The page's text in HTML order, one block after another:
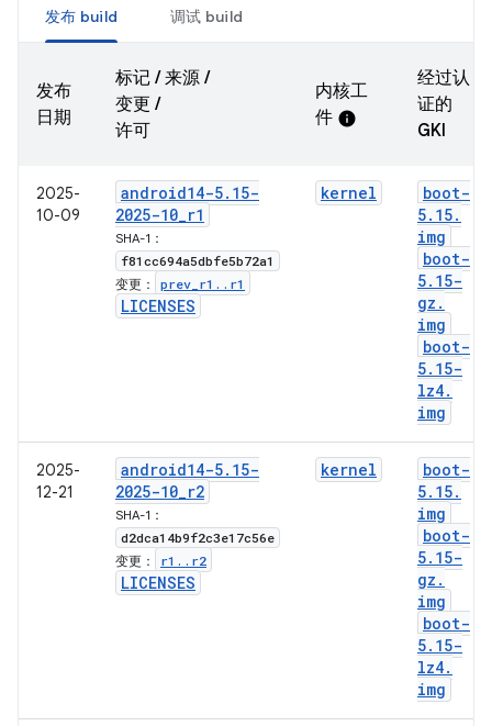
发布 build 调试 build
发布
日期
标记 / 来源 /
变更 /
许可
内核工
件 info
经过认
证的
GKI
2025-
10-09
android14-5. 15-
2025-10_r1
SHA-1：
f81cc694a5dbfe5b72a1
变更： prev r1 . . r1
LICENSES
kernel
boot-
5. 15.
img
boot-
5. 15-
gz .
img
boot-
5. 15-
lz4.
img
2025-
12-21
android14-5. 15-
2025-10_r2
SHA-1：
d2dca14b9f2c3e17c56e
变更： r1 . . r2
LICENSES
kernel
boot-
5. 15.
img
boot-
5. 15-
gz .
img
boot-
5. 15-
lz4.
img